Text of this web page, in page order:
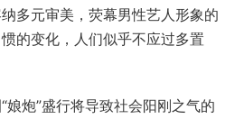
多元审美，荧幕男性艺人形象的
的变化，人们似乎不应过多置
娘炮”盛行将导致社会阳刚之气的